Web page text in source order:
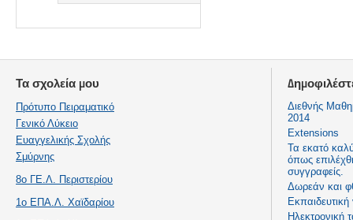
Τα σχολεία μου
Πρότυπο Πειραματικό
Γενικό Λύκειο
Ευαγγελικής Σχολής
Σμύρνης
8ο ΓΕ.Λ. Περιστερίου
1ο ΕΠΑ.Λ. Χαϊδαρίου
Διεθνής
2014
Extensions
Τα εκατό
όπως
συγγραφείς.
Δωρεάν και
Ηλεκτρονική